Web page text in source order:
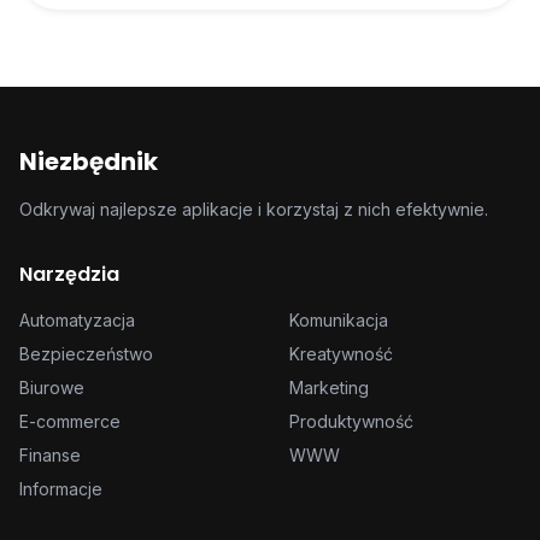
Niezbędnik
Odkrywaj najlepsze aplikacje i korzystaj z nich efektywnie.
Narzędzia
Automatyzacja
Bezpieczeństwo
Biurowe
E-commerce
Finanse
Informacje
Komunikacja
Kreatywność
Marketing
Produktywność
WWW